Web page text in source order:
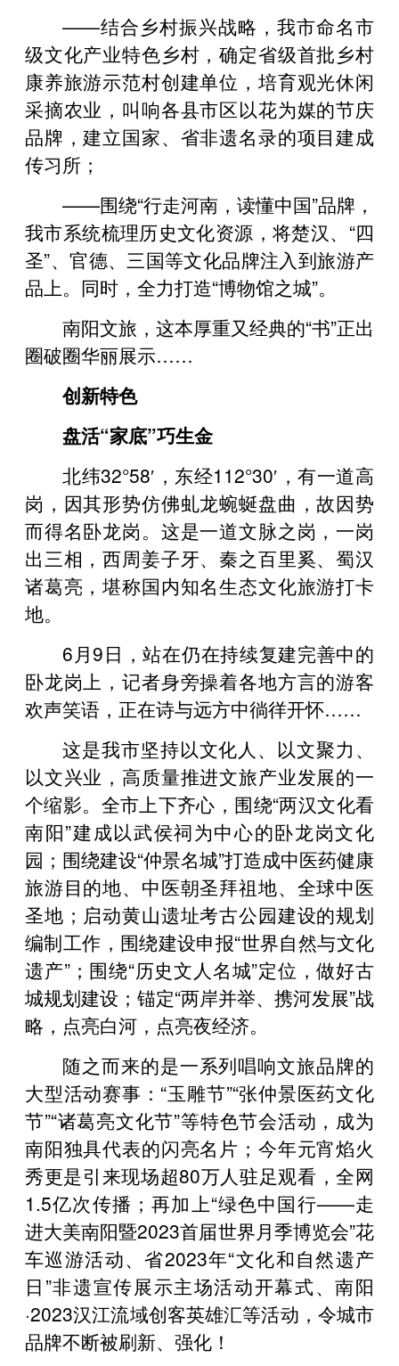
——结合乡村振兴战略，我市命名市
级文化产业特色乡村，确定省级首批乡村
康养旅游示范村创建单位，培育观光休闲
采摘农业，叫响各县市区以花为媒的节庆
品牌，建立国家、省非遗名录的项目建成
传习所；
——围绕“行走河南，读懂中国”品牌，
我市系统梳理历史文化资源，将楚汉、“四
圣”、官德、三国等文化品牌注入到旅游产
品上。同时，全力打造“博物馆之城”。
南阳文旅，这本厚重又经典的“书”正出
圈破圈华丽展示……
创新特色
盘活“家底”巧生金
北纬32°58′，东经112°30′，有一道高
岗，因其形势仿佛虬龙蜿蜒盘曲，故因势
而得名卧龙岗。这是一道文脉之岗，一岗
出三相，西周姜子牙、秦之百里奚、蜀汉
诸葛亮，堪称国内知名生态文化旅游打卡
地。
6月9日，站在仍在持续复建完善中的
卧龙岗上，记者身旁操着各地方言的游客
欢声笑语，正在诗与远方中徜徉开怀……
这是我市坚持以文化人、以文聚力、
以文兴业，高质量推进文旅产业发展的一
个缩影。全市上下齐心，围绕“两汉文化看
南阳”建成以武侯祠为中心的卧龙岗文化
园；围绕建设“仲景名城”打造成中医药健康
旅游目的地、中医朝圣拜祖地、全球中医
圣地；启动黄山遗址考古公园建设的规划
编制工作，围绕建设申报“世界自然与文化
遗产”；围绕“历史文人名城”定位，做好古
城规划建设；锚定“两岸并举、携河发展”战
略，点亮白河，点亮夜经济。
随之而来的是一系列唱响文旅品牌的
大型活动赛事：“玉雕节”“张仲景医药文化
节”“诸葛亮文化节”等特色节会活动，成为
南阳独具代表的闪亮名片；今年元宵焰火
秀更是引来现场超80万人驻足观看，全网
1.5亿次传播；再加上“绿色中国行——走
进大美南阳暨2023首届世界月季博览会”花
车巡游活动、省2023年“文化和自然遗产
日”非遗宣传展示主场活动开幕式、南阳
·2023汉江流域创客英雄汇等活动，令城市
品牌不断被刷新、强化！